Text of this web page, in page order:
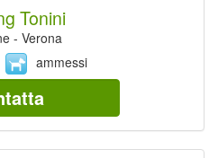
Tonini
- Verona
ammessi